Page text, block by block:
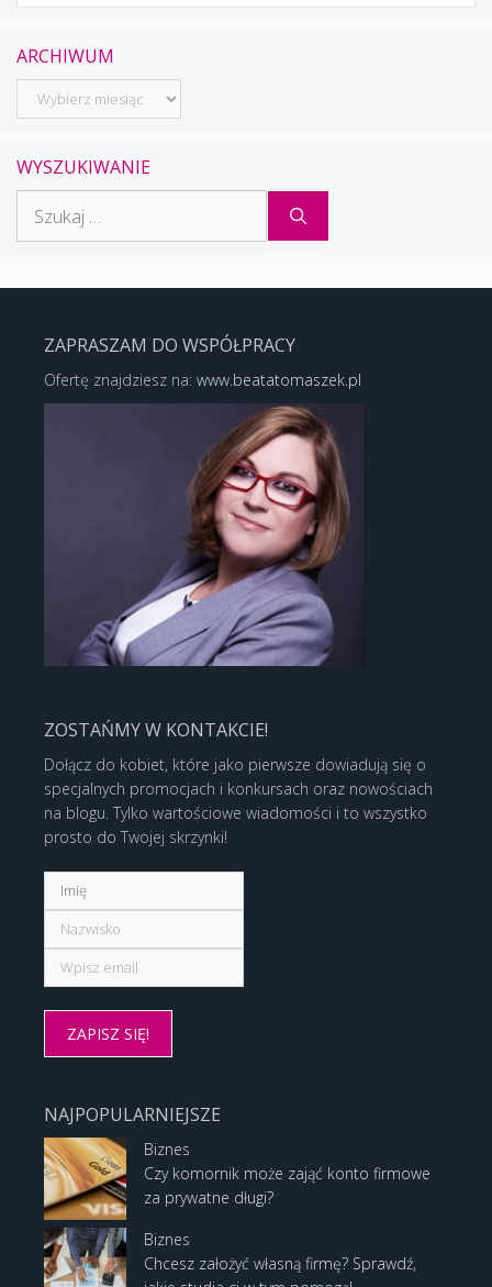
ARCHIWUM
Archiwum
WYSZUKIWANIE
ZAPRASZAM DO WSPÓŁPRACY
Ofertę znajdziesz na: www.beatatomaszek.pl
ZOSTAŃMY W KONTAKCIE!
Dołącz do kobiet, które jako pierwsze dowiadują się o
specjalnych promocjach i konkursach oraz nowościach
na blogu. Tylko wartościowe wiadomości i to wszystko
prosto do Twojej skrzynki!
NAJPOPULARNIEJSZE
Biznes
Czy komornik może zająć konto firmowe
za prywatne długi?
Biznes
Chcesz założyć własną firmę? Sprawdź,